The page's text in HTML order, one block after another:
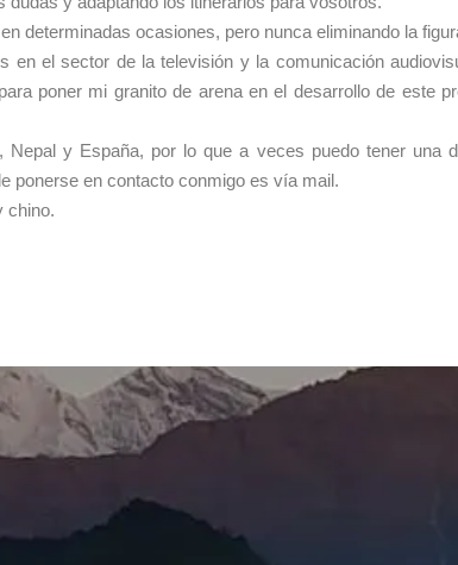
determinadas ocasiones, pero nunca eliminando la
en el sector de la televisión y la comunicación
poner mi granito de arena en el desarrollo de este
Nepal y España, por lo que a veces puedo tener una
ponerse en contacto conmigo es vía mail.
chino.